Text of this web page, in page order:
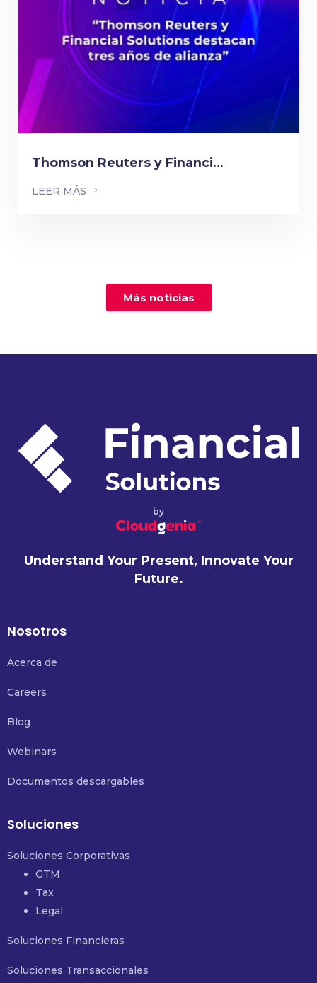
Thomson Reuters y Financi...
LEER MÁS
Más noticias
by
Understand Your Present, Innovate Your
Future.
Nosotros
Acerca de
Careers
Blog
Webinars
Documentos descargables
Soluciones
Soluciones Corporativas
GTM
Tax
Legal
Soluciones Financieras
Soluciones Transaccionales